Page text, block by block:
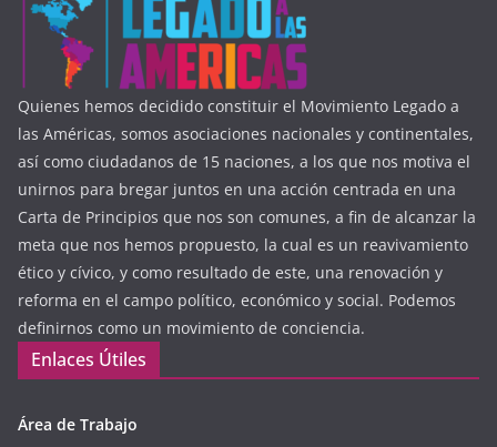
Quienes hemos decidido constituir el Movimiento Legado a
las Américas, somos asociaciones nacionales y continentales,
así como ciudadanos de 15 naciones, a los que nos motiva el
unirnos para bregar juntos en una acción centrada en una
Carta de Principios que nos son comunes, a fin de alcanzar la
meta que nos hemos propuesto, la cual es un reavivamiento
ético y cívico, y como resultado de este, una renovación y
reforma en el campo político, económico y social. Podemos
definirnos como un movimiento de conciencia.
Enlaces Útiles
Área de Trabajo